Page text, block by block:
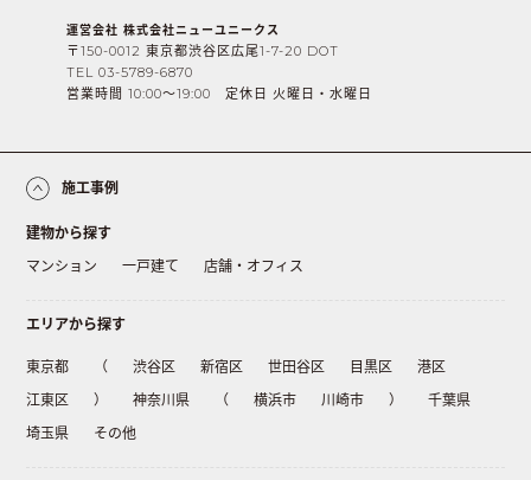
運営会社 株式会社ニューユニークス
〒150-0012 東京都渋谷区広尾1-7-20 DOT
TEL 03-5789-6870
営業時間 10:00〜19:00 定休日 火曜日・水曜日
施工事例
建物から探す
マンション
一戸建て 店舗・オフィス
エリアから探す
東京都 （ 渋谷区 新宿区 世田谷区 目黒区
港区
江東区
） 神奈川県 （ 横浜市 川崎市 ）
千葉県
埼玉県
その他